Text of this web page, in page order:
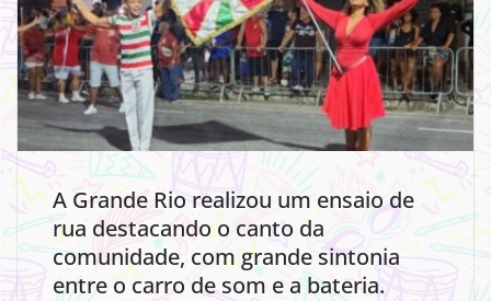
A Grande Rio realizou um ensaio de
rua destacando o canto da
comunidade, com grande sintonia
entre o carro de som e a bateria.